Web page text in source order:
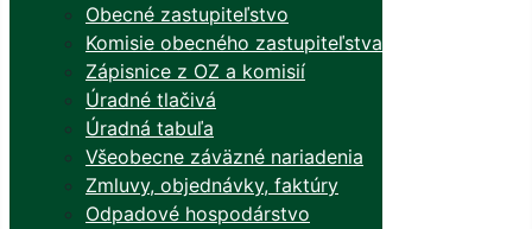
Obecné zastupiteľstvo
Komisie obecného zastupiteľstva
Zápisnice z OZ a komisií
Úradné tlačivá
Úradná tabuľa
Všeobecne záväzné nariadenia
Zmluvy, objednávky, faktúry
Odpadové hospodárstvo